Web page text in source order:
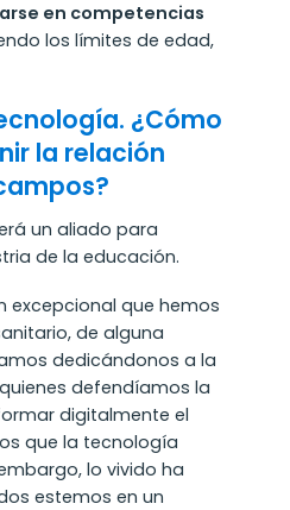
en competencias
los límites de edad,
¿Cómo
la relación
un aliado para
de la educación.
excepcional que hemos
de alguna
dedicándonos a la
defendíamos la
digitalmente el
que la tecnología
lo vivido ha
estemos en un